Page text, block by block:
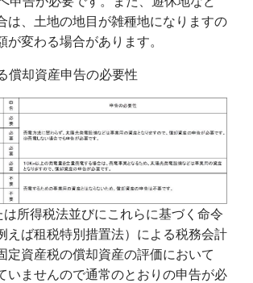
は、土地の地目が雑種地になりますの
が変わる場合があります。
償却資産申告の必要性
所得税法並びにこれらに基づく命令
えば租税特別措置法）による税務会計
定資産税の償却資産の評価において
いませんので通常のとおりの申告が必